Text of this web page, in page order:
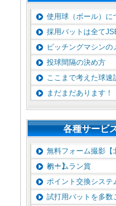
使用球（ボール）に
採用バットは全て
ピッチングマシンの
投球間隔の決め方
ここまで考えた球速
まだまだあります！
各種サービ
無料フォーム撮影【
初！】
ホームラン賞
ポイント交換システ
試打用バットを多数